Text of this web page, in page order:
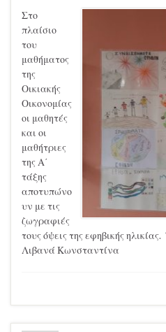
Στο
πλαίσιο
του
μαθήματος
της
Οικιακής
Οικονομίας
οι μαθητές
και οι
μαθήτριες
της Α΄
τάξης
αποτυπώνο
υν με τις
ζωγραφιές
τους όψεις της εφηβικής
Λιβανά Κωνσταντίνα